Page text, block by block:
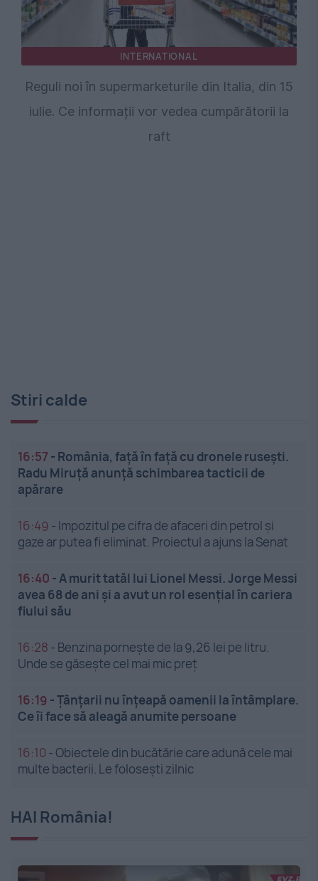
INTERNATIONAL
Reguli noi în supermarketurile din Italia, din 15
iulie. Ce informații vor vedea cumpărătorii la
raft
Stiri calde
16:57 - România, față în față cu dronele rusești.
Radu Miruță anunță schimbarea tacticii de
apărare
16:49 - Impozitul pe cifra de afaceri din petrol și
gaze ar putea fi eliminat. Proiectul a ajuns la Senat
16:40 -A murit tatăl lui Lionel Messi. Jorge Messi
avea 68 de ani și a avut un rol esențial în cariera
fiului său
16:28 - Benzina pornește de la 9,26 lei pe litru.
Unde se găsește cel mai mic preț
16:19 -Țânțarii nu înțeapă oamenii la întâmplare.
Ce îi face să aleagă anumite persoane
16:10 -Obiectele din bucătărie care adună cele mai
multe bacterii. Le folosești zilnic
HAI România!